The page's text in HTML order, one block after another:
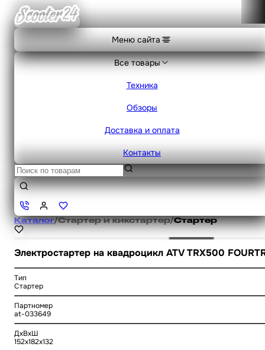
Меню сайта
Все товары
Техника
Обзоры
Доставка и оплата
Контакты
Каталог/Стартер и кикстартер/Стартер
Электростартер на квадроцикл ATV TRX500
Тип
Стартер
Партномер
at-033649
ДхВхШ
152x182x132